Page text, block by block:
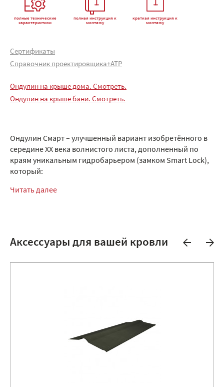
полные технические
характеристики
полная инструкция к
монтажу
краткая инструкция к
монтажу
Сертификаты
Справочник проектировщика+АТР
Ондулин на крыше дома. Смотреть.
Ондулин на крыше бани. Смотреть.
Ондулин Смарт – улучшенный вариант изобретённого в
середине XX века волнистого листа, дополненный по
краям уникальным гидробарьером (замком Smart Lock),
который:
Читать далее
Аксессуары для вашей кровли